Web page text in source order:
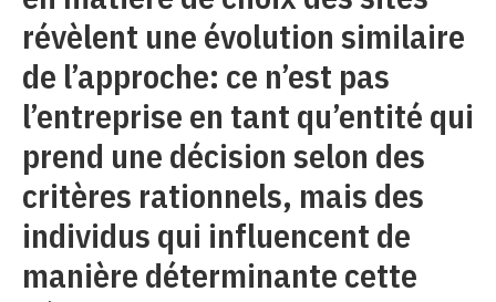
révèlent une évolution similaire
de l’approche: ce n’est pas
l’entreprise en tant qu’entité qui
prend une décision selon des
critères rationnels, mais des
individus qui influencent de
manière déterminante cette